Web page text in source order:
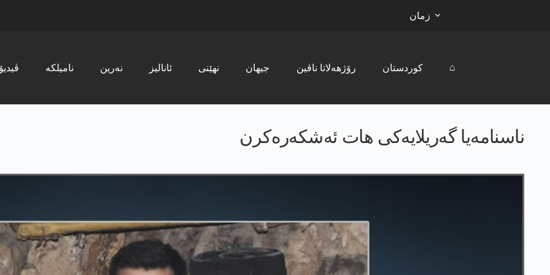
زمان
ڤیدیۆ نامیلکە نەرین ئانالیز نھێنی جیھان رۆژھەلاتا ناڤین کوردستان ⌂
ناسنامەیا گەریلایەکی هات ئەشکەرەکرن